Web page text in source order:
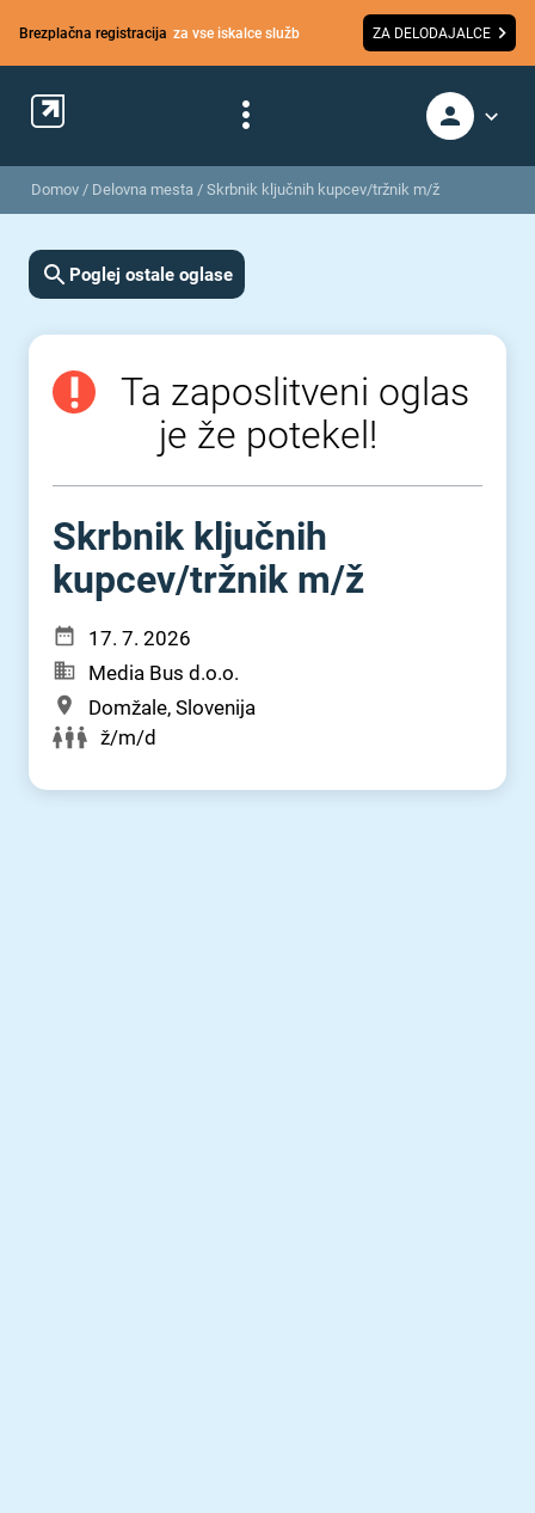
Brezplačna registracija za vse iskalce služb ZA DELODAJALCE
Domov / Delovna mesta / Skrbnik ključnih kupcev/tržnik m/ž
Poglej ostale oglase
Ta zaposlitveni oglas
je že potekel!
Skrbnik ključnih
kupcev⁠/⁠tržnik m⁠/⁠ž
17. 7. 2026
Media Bus d.o.o.
Domžale, Slovenija
ž/m/d